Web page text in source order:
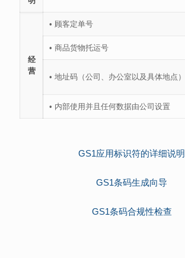
经
营
• 顾客定单号
• 商品货物托运号
• 地址码（公司、办公室以及具体地点）
• 内部使用并且任何数据由公司设置
GS1应用标识符的详细说明
GS1条码生成向导
GS1条码合规性检查